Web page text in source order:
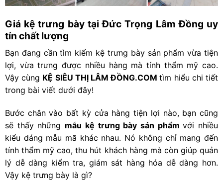
Giá kệ trưng bày tại Đức Trọng Lâm Đồng uy
tín chất lượng
Bạn đang cần tìm kiếm kệ trưng bày sản phẩm vừa tiện
lợi, vừa trưng được nhiều hàng mà tính thẩm mỹ cao.
Vậy cùng KỆ SIÊU THỊ LÂM ĐỒNG.COMtìm hiểu chi tiết
trong bài viết dưới đây!
Bước chân vào bất kỳ cửa hàng tiện lợi nào, bạn cũng
sẽ thấy những mẫu kệ trưng bày sản phẩmvới nhiều
kiểu dáng mẫu mã khác nhau. Nó không chỉ mang đến
tính thẩm mỹ cao, thu hút khách hàng mà còn giúp quản
lý dễ dàng kiểm tra, giám sát hàng hóa dễ dàng hơn.
Vậy kệ trưng bày là gì?